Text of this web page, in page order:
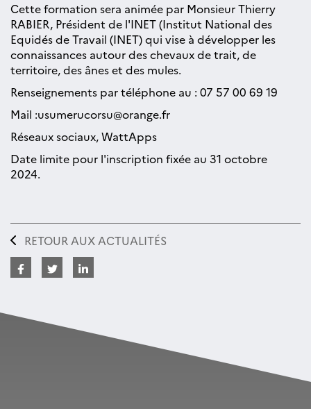
Cette formation sera animée par Monsieur Thierry
RABIER, Président de l'INET (Institut National des
Equidés de Travail (INET) qui vise à développer les
connaissances autour des chevaux de trait, de
territoire, des ânes et des mules.
Renseignements par téléphone au : 07 57 00 69 19
Mail :usumerucorsu@orange.fr
Réseaux sociaux, WattApps
Date limite pour l'inscription fixée au 31 octobre
2024.
RETOUR AUX ACTUALITÉS